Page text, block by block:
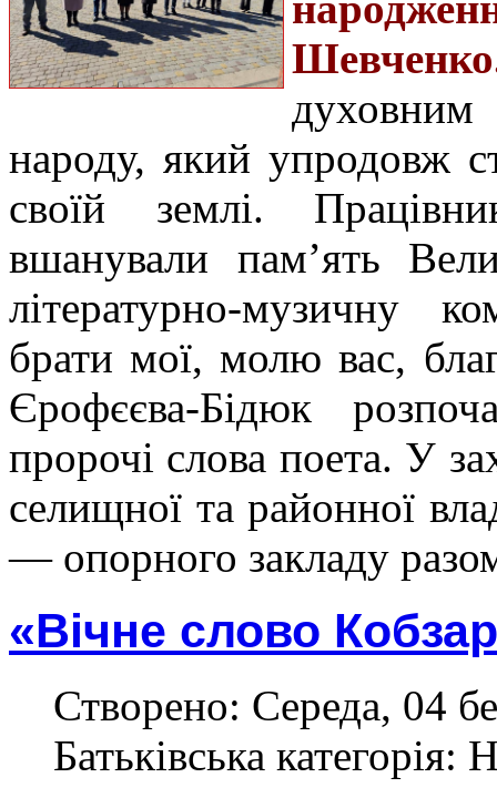
народу, який упродовж
своїй землі.
вшанували пам’ять
літературно-музичну
брати мої, молю вас,
Єрофєєва-Бідюк
пророчі слова поета. У
селищної та районної
— опорного закладу
«Вічне слово
Створено: Середа, 04
Батьківська категорія: